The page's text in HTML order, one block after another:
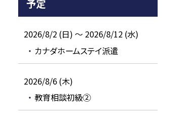
予定
2026/8/2 (日) ～ 2026/8/12 (水)
カナダホームステイ派遣
2026/8/6 (木)
教育相談初級②